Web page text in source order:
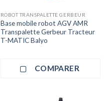
ROBOT TRANSPALETTE GERBEUR
Base mobile robot AGV AMR
Transpalette Gerbeur Tracteur
T-MATIC Balyo
COMPARER